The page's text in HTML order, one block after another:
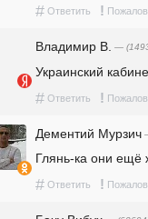
# Ответить !
Владимир В. —
Украинский
# Ответить !
Дементий Мурзич
Глянь-ка они
# Ответить !